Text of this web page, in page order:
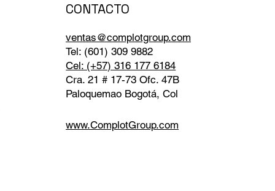
CONTACTO
ventas@complotgroup.com
Tel: (601) 309 9882
Cel: (+57) 316 177 6184
Cra. 21 # 17-73 Ofc. 47B
Paloquemao Bogotá, Col
www.ComplotGroup.com